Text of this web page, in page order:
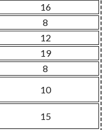
16
8
12
19
8
10
15